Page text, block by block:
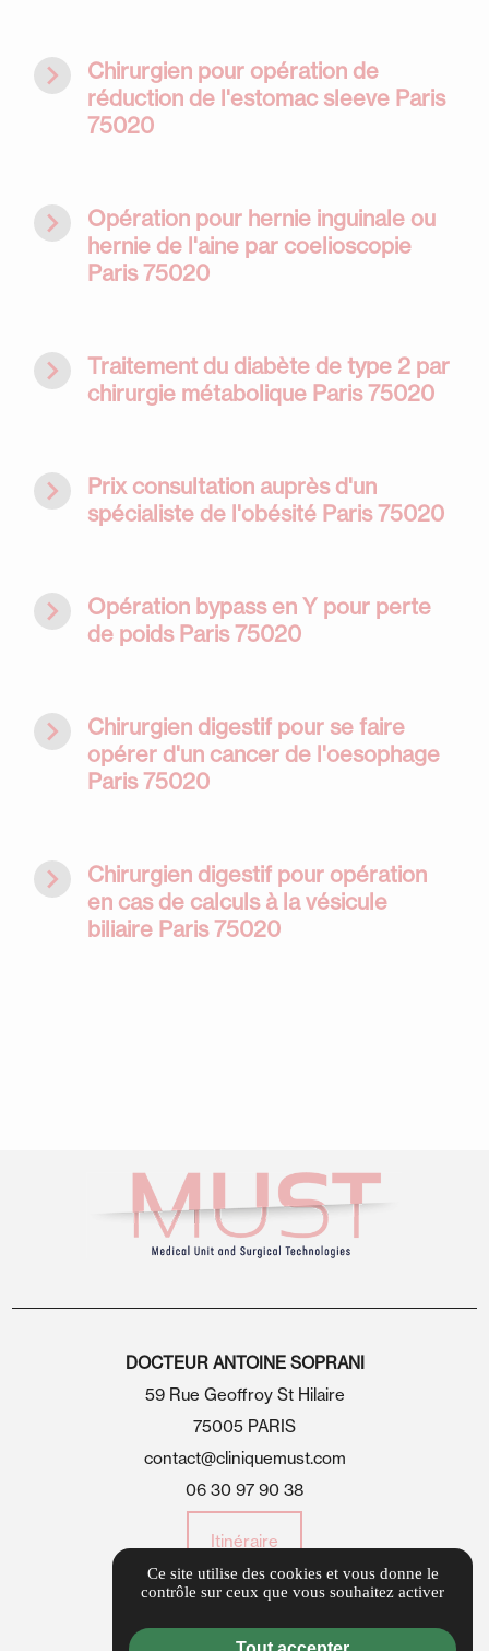
navigate_next
Chirurgien pour opération de
réduction de l'estomac sleeve Paris
75020
navigate_next
Opération pour hernie inguinale ou
hernie de l'aine par coelioscopie
Paris 75020
navigate_next
Traitement du diabète de type 2 par
chirurgie métabolique Paris 75020
navigate_next
Prix consultation auprès d'un
spécialiste de l'obésité Paris 75020
navigate_next
Opération bypass en Y pour perte
de poids Paris 75020
navigate_next
Chirurgien digestif pour se faire
opérer d'un cancer de l'oesophage
Paris 75020
navigate_next
Chirurgien digestif pour opération
en cas de calculs à la vésicule
biliaire Paris 75020
DOCTEUR ANTOINE SOPRANI
59 Rue Geoffroy St Hilaire
75005 PARIS
contact@cliniquemust.com
06 30 97 90 38
Itinéraire
Guide local
Informations complémentaires
Ce site utilise des cookies et vous donne le
contrôle sur ceux que vous souhaitez activer